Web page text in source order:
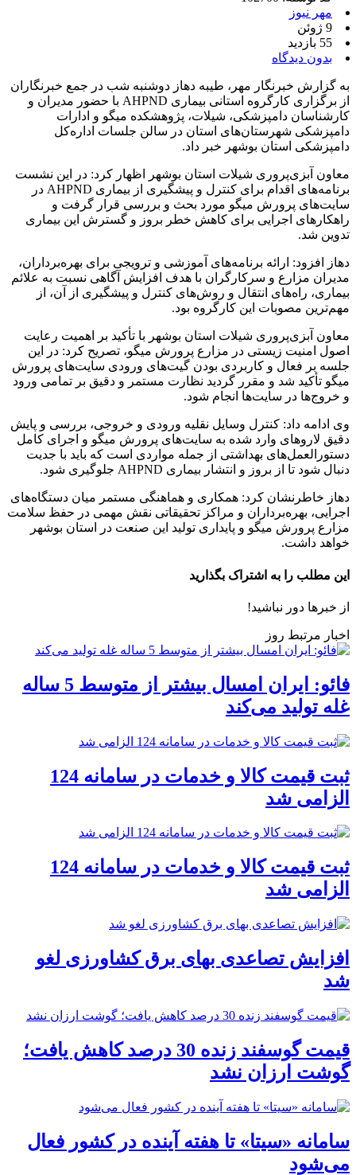
مهر نیوز
9 ژوئن
55 بازدید
بدون دیدگاه
به گزارش خبرنگار مهر، طیبه دهاز دوشنبه شب در جمع خبرنگاران
از برگزاری کارگروه استانی بیماری AHPND با حضور مدیران و
کارشناسان دامپزشکی، شیلات، پژوهشکده میگو و ادارات
دامپزشکی شهرستان‌های استان در سالن جلسات اداره‌کل
دامپزشکی استان بوشهر خبر داد.
معاون آبزی‌پروری شیلات استان بوشهر اظهار کرد: در این نشست
برنامه‌های اقدام برای کنترل و پیشگیری از بیماری AHPND در
سایت‌های پرورش میگو مورد بحث و بررسی قرار گرفت و
راهکارهای اجرایی برای کاهش خطر بروز و گسترش این بیماری
تدوین شد.
دهاز افزود: ارائه برنامه‌های آموزشی و ترویجی برای بهره‌برداران،
مدیران مزارع و سرکارگران با هدف افزایش آگاهی نسبت به علائم
بیماری، راه‌های انتقال و روش‌های کنترل و پیشگیری از آن، از
مهم‌ترین مصوبات این کارگروه بود.
معاون آبزی‌پروری شیلات استان بوشهر با تأکید بر اهمیت رعایت
اصول امنیت زیستی در مزارع پرورش میگو، تصریح کرد: در این
جلسه بر فعال و کاربردی بودن گیت‌های ورودی سایت‌های پرورش
میگو تأکید شد و مقرر گردید نظارت مستمر و دقیق بر تمامی ورود
و خروج‌ها در سایت‌ها انجام شود.
وی ادامه داد: کنترل وسایل نقلیه ورودی و خروجی، بررسی و پایش
دقیق لاروهای وارد شده به سایت‌های پرورش میگو و اجرای کامل
دستورالعمل‌های بهداشتی از جمله مواردی است که باید با جدیت
دنبال شود تا از بروز و انتشار بیماری AHPND جلوگیری شود.
دهاز خاطرنشان کرد: همکاری و هماهنگی مستمر میان دستگاه‌های
اجرایی، بهره‌برداران و مراکز تحقیقاتی نقش مهمی در حفظ سلامت
مزارع پرورش میگو و پایداری تولید این صنعت در استان بوشهر
خواهد داشت.
این مطلب را به اشتراک بگذارید
از خبرها دور نباشید!
اخبار مرتبط روز
فائو: ایران امسال بیشتر از متوسط 5 ساله
غله تولید می‌کند
ثبت قیمت کالا و خدمات در سامانه 124
الزامی شد
ثبت قیمت کالا و خدمات در سامانه 124
الزامی شد
افزایش تصاعدی بهای برق کشاورزی لغو
شد
قیمت گوسفند زنده 30 درصد کاهش یافت؛
گوشت ارزان نشد
سامانه «سیتا» تا هفته آینده در کشور فعال
می‌شود